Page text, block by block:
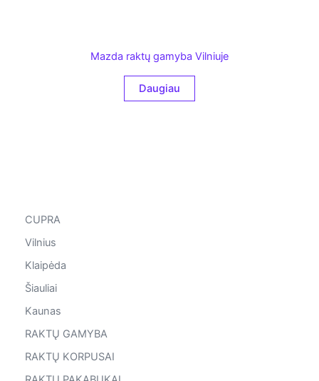
CUPRA
Vilnius
Klaipėda
Šiauliai
Kaunas
RAKTŲ GAMYBA
RAKTŲ KORPUSAI
Mazda raktų gamyba Vilniuje
Daugiau